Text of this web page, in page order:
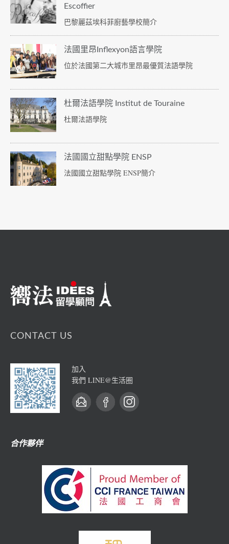
Escoffier
巴黎麗茲埃科菲廚藝學校簡介
法國里昂Inflexyon語言學院
位於法國第二大城市里昂最優質法語學院
杜爾法語學院 Institut de Touraine
杜爾法語學院
法國國立甜點學院 ENSP
法國國立甜點學院 ENSP簡介
CONTACT US
加入
我們 LINE@生活圈
合作夥伴